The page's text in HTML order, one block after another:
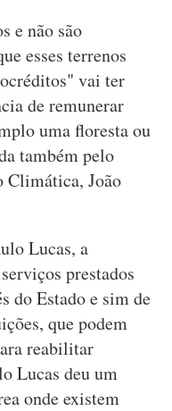
e não são
esses terrenos
vai ter
de remunerar
uma floresta ou
também pelo
Climática, João
Lucas, a
prestados
do Estado e sim de
que podem
reabilitar
Lucas deu um
onde existem